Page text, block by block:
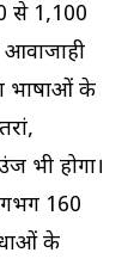
से 1,100
आवाजाही
भाषाओं के
भी होगा।
160
के